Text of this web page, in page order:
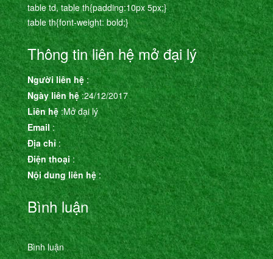
table td, table th{padding:10px 5px;}
table th{font-weight: bold;}
Thông tin liên hệ mở đại lý
Người liên hệ:
Ngày liên hệ:24/12/2017
Liên hệ:Mở đại lý
Email:
Địa chỉ:
Điện thoại:
Nội dung liên hệ:
Bình luận
Bình luận